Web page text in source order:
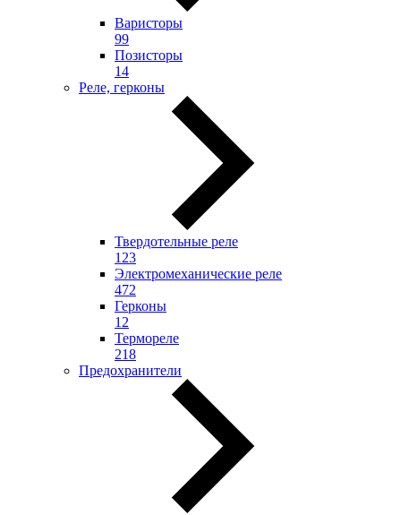
Варисторы
99
Позисторы
14
Реле, герконы
Твердотельные реле
123
Электромеханические реле
472
Герконы
12
Термореле
218
Предохранители